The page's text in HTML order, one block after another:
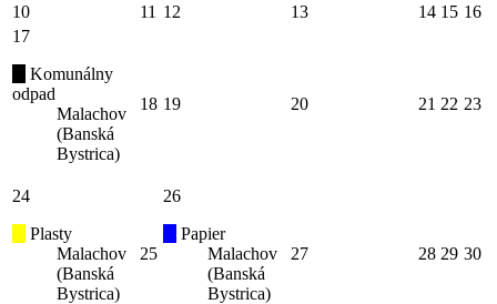
10 11 12 13 14 15 16
17
Komunálny
odpad
Malachov
(Banská
Bystrica)
18 19 20 21 22 23
24
Plasty
Malachov
(Banská
Bystrica)
25
26
Papier
Malachov
(Banská
Bystrica)
27 28 29 30